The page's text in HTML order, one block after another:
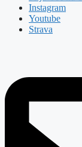
Instagram
Youtube
Strava